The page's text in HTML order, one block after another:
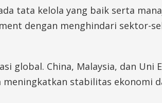
tata kelola yang baik serta
dengan menghindari sektor-
global. China, Malaysia, dan Uni
stabilitas ekonomi